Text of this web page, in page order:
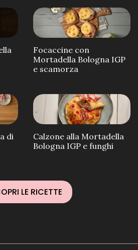
Focaccine con
Mortadella Bologna IGP
e scamorza
di
Calzone alla Mortadella
Bologna IGP e funghi
LE RICETTE